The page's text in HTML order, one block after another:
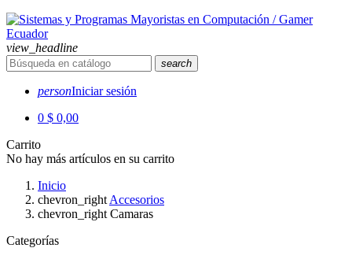
view_headline
search
personIniciar sesión
0 $ 0,00
Carrito
No hay más artículos en su carrito
Inicio
chevron_right Accesorios
chevron_right Camaras
Categorías